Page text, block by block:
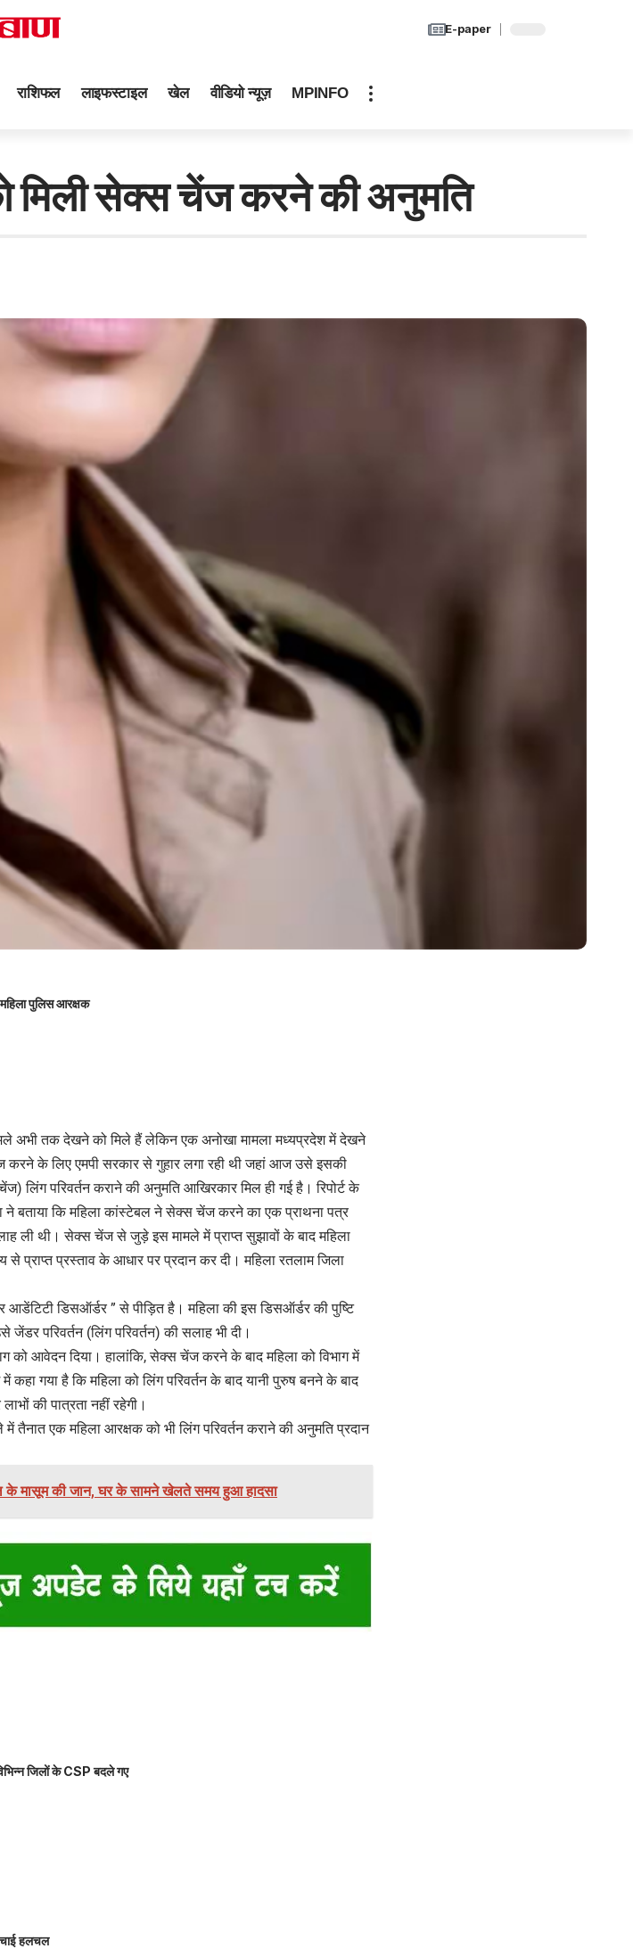
E-paper
राशिफल लाइफस्टाइल खेल वीडियो न्यूज़ MPINFO
सेक्स चेंज करने की अनुमति
पुलिस आरक्षक
अभी तक देखने को मिले हैं लेकिन एक अनोखा मामला मध्यप्रदेश में देखने
के लिए एमपी सरकार से गुहार लगा रही थी जहां आज उसे इसकी
परिवर्तन कराने की अनुमति आखिरकार मिल ही गई है। रिपोर्ट के
ने बताया कि महिला कांस्टेबल ने सेक्स चेंज करने का एक प्राथना पत्र
ली थी। सेक्स चेंज से जुड़े इस मामले में प्राप्त सुझावों के बाद महिला
प्राप्त प्रस्ताव के आधार पर प्रदान कर दी। महिला रतलाम जिला
डिसऑर्डर ” से पीड़ित है। महिला की इस डिसऑर्डर की पुष्टि
परिवर्तन (लिंग परिवर्तन) की सलाह भी दी।
को आवेदन दिया। हालांकि, सेक्स चेंज करने के बाद महिला को विभाग में
गया है कि महिला को लिंग परिवर्तन के बाद यानी पुरुष बनने के बाद
की पात्रता नहीं रहेगी।
तैनात एक महिला आरक्षक को भी लिंग परिवर्तन कराने की अनुमति प्रदान
के मासूम की जान, घर के सामने खेलते समय हुआ हादसा
जिलों के CSP बदले गए
हलचल